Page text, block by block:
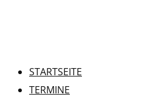
STARTSEITE
TERMINE